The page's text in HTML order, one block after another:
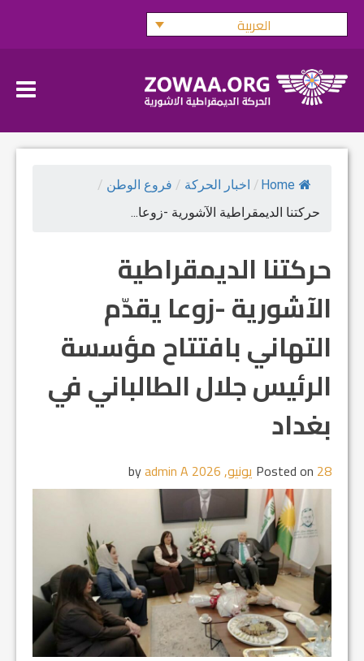
Skip
العربية
Home
/ اخبار الحركة / فروع الوطن /
حركتنا الديمقراطية الآشورية -زوعا...
حركتنا الديمقراطية
الآشورية -زوعا يقدّم
التهاني بافتتاح مؤسسة
الرئيس جلال الطالباني في
بغداد
Posted on 28 يونيو, 2026 admin A